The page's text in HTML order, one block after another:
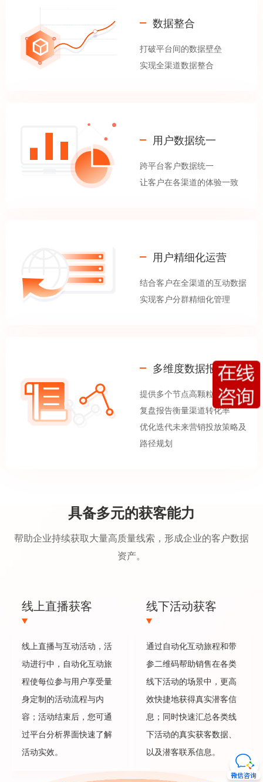
数据整合
打破平台间的数据壁垒
实现全渠道数据整合
用户数据统一
跨平台客户数据统一
让客户在各渠道的体验一致
用户精细化运营
结合客户在全渠道的互动数据
实现客户分群精细化管理
多维度数据报告
提供多个节点高颗粒度的数据
复盘报告衡量渠道转化率
优化迭代未来营销投放策略及
路径规划
具备多元的获客能力
帮助企业持续获取大量高质量线索，形成企业的客户数据
资产。
线上直播获客
线上直播与互动活动，活
动进行中，自动化互动旅
程使每位参与用户享受量
身定制的活动流程与内
容；活动结束后，您可通
过平台分析界面快速了解
活动实效。
线下活动获客
通过自动化互动旅程和带
参二维码帮助销售在各类
线下活动的场景中，更高
效快捷地获得真实潜客信
息；同时快速汇总各类线
下活动的真实获客数据、
以及潜客联系信息。